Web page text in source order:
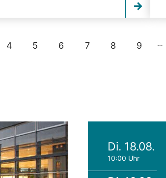
4 5 6 7 8 9 …
Di. 18.08.
10:00 Uhr